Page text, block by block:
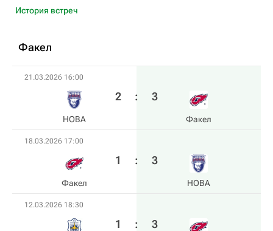
История встреч
Факел
21.03.2026 16:00
HOBA
2 : 3
Факел
18.03.2026 17:00
Факел
1 : 3
HOBA
12.03.2026 18:30
1 : 3